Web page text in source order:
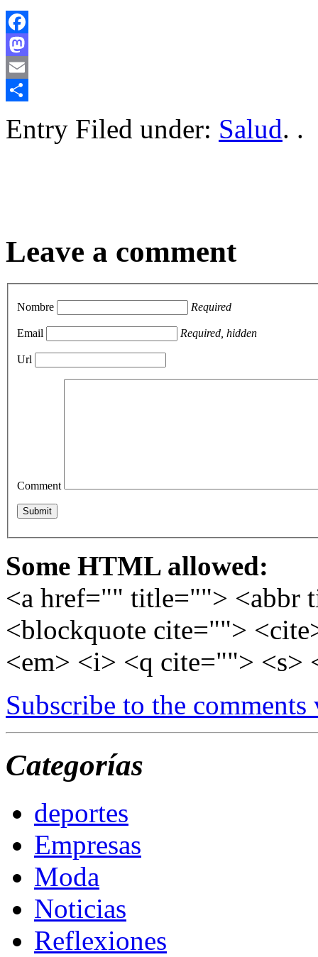
Facebook
Mastodon
Email
Entry Filed under: Salud. .
Leave a comment
Nombre Required
Email Required, hidden
Url
Comment
Some HTML allowed:
<a href="" title=""> <abbr
<blockquote cite="">
<em> <i> <q cite=""> <s>
Subscribe to the comments
Categorías
deportes
Empresas
Moda
Noticias
Reflexiones